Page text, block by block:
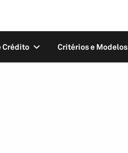
Crédito Critérios e Modelos